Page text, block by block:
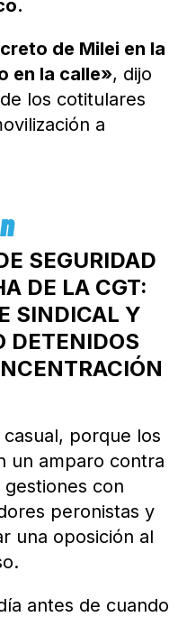
de Milei en la
en la calle», dijo
los cotitulares
a
SEGURIDAD
DE LA CGT:
SINDICAL Y
DETENIDOS
porque los
un amparo contra
con
peronistas y
una oposición al
antes de cuando